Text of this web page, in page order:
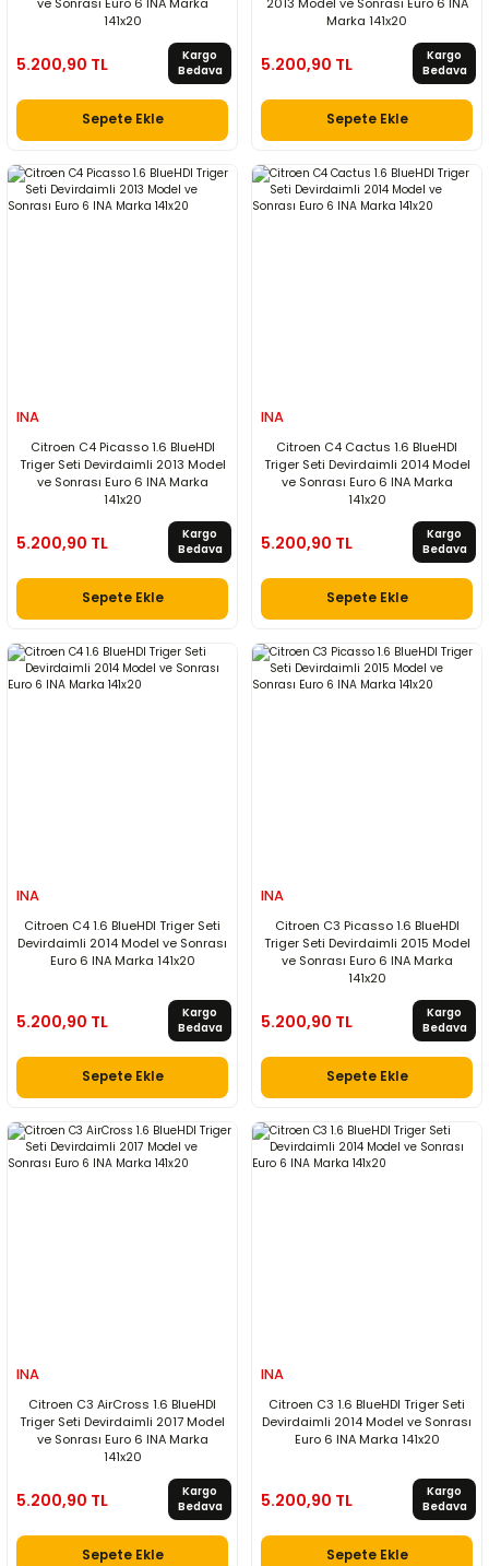
141x20
5.200,90 TL
Kargo
Bedava
Sepete Ekle
Marka 141x20
5.200,90 TL
Kargo
Bedava
Sepete Ekle
INA
Citroen C4 Picasso 1.6 BlueHDI
Triger Seti Devirdaimli 2013 Model
ve Sonrası Euro 6 INA Marka
141x20
5.200,90 TL
Kargo
Bedava
Sepete Ekle
INA
Citroen C4 Cactus 1.6 BlueHDI
Triger Seti Devirdaimli 2014 Model
ve Sonrası Euro 6 INA Marka
141x20
5.200,90 TL
Kargo
Bedava
Sepete Ekle
INA
Citroen C4 1.6 BlueHDI Triger Seti
Devirdaimli 2014 Model ve Sonrası
Euro 6 INA Marka 141x20
5.200,90 TL
Kargo
Bedava
Sepete Ekle
INA
Citroen C3 Picasso 1.6 BlueHDI
Triger Seti Devirdaimli 2015 Model
ve Sonrası Euro 6 INA Marka
141x20
5.200,90 TL
Kargo
Bedava
Sepete Ekle
INA
Citroen C3 AirCross 1.6 BlueHDI
Triger Seti Devirdaimli 2017 Model
ve Sonrası Euro 6 INA Marka
141x20
5.200,90 TL
Kargo
Bedava
Sepete Ekle
INA
Citroen C3 1.6 BlueHDI Triger Seti
Devirdaimli 2014 Model ve Sonrası
Euro 6 INA Marka 141x20
5.200,90 TL
Kargo
Bedava
Sepete Ekle